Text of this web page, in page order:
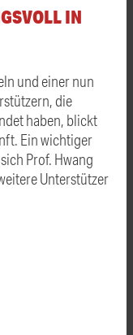
IN
und einer nun
die
haben, blickt
Ein wichtiger
Prof. Hwang
Unterstützer